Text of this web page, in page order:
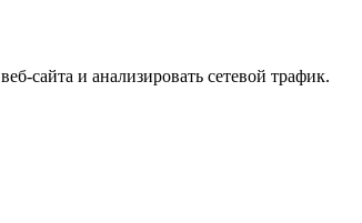
сайта и анализировать сетевой трафик.